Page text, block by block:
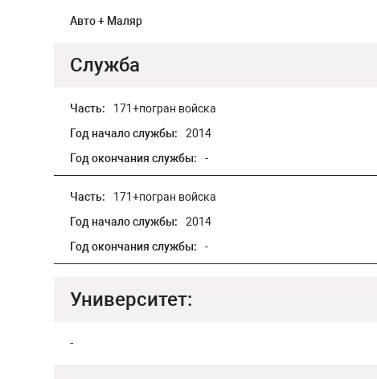
Авто + Маляр
Служба
Часть:
171+погран войска
Год начало службы:
2014
Год окончания службы:
-
Часть:
171+погран войска
Год начало службы:
2014
Год окончания службы:
-
Университет:
-